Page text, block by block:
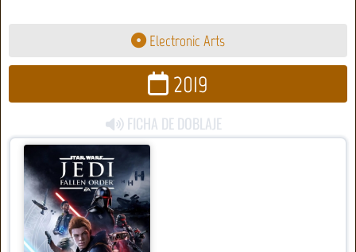
Electronic Arts
2019
FICHA DE DOBLAJE